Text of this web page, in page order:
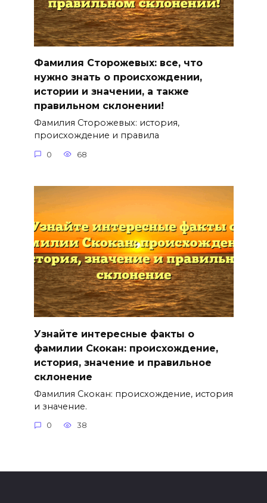
Фамилия Сторожевых: все, что
нужно знать о происхождении,
истории и значении, а также
правильном склонении!
Фамилия Сторожевых: история,
происхождение и правила
0 68
Узнайте интересные факты о
фамилии Скокан: происхождение,
история, значение и правильное
склонение
Фамилия Скокан: происхождение, история
и значение.
0 38